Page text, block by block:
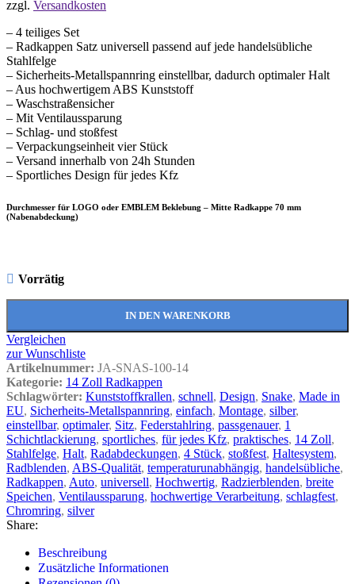
war:
ist:
zzgl. Versandkosten
– 4 teiliges Set
– Radkappen Satz universell passend auf jede handelsübliche
Stahlfelge
– Sicherheits-Metallspannring einstellbar, dadurch optimaler Halt
– Aus hochwertigem ABS Kunststoff
– Waschstraßensicher
– Mit Ventilaussparung
– Schlag- und stoßfest
– Verpackungseinheit vier Stück
– Versand innerhalb von 24h Stunden
– Sportliches Design für jedes Kfz
Durchmesser für LOGO oder EMBLEM Beklebung – Mitte Radkappe 70 mm
(Nabenabdeckung)
Vorrätig
IN DEN WARENKORB
Vergleichen
zur Wunschliste
Artikelnummer: JA-SNAS-100-14
Kategorie: 14 Zoll Radkappen
Schlagwörter: Kunststoffkrallen, schnell, Design, Snake, Made in
EU, Sicherheits-Metallspannring, einfach, Montage, silber,
einstellbar, optimaler, Sitz, Federstahlring, passgenauer, 1
Schichtlackierung, sportliches, für jedes Kfz, praktisches, 14 Zoll,
Stahlfelge, Halt, Radabdeckungen, 4 Stück, stoßfest, Haltesystem,
Radblenden, ABS-Qualität, temperaturunabhängig, handelsübliche,
Radkappen, Auto, universell, Hochwertig, Radzierblenden, breite
Speichen, Ventilaussparung, hochwertige Verarbeitung, schlagfest,
Chromring, silver
Share:
Beschreibung
Zusätzliche Informationen